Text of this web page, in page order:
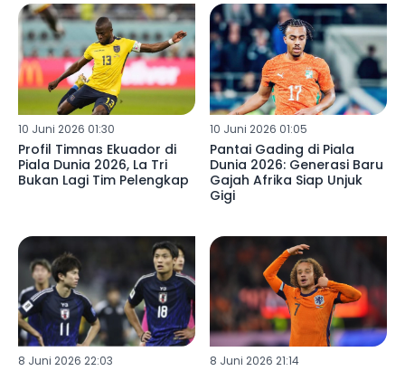
10 Juni 2026 01:30
Profil Timnas Ekuador di
Piala Dunia 2026, La Tri
Bukan Lagi Tim Pelengkap
10 Juni 2026 01:05
Pantai Gading di Piala
Dunia 2026: Generasi Baru
Gajah Afrika Siap Unjuk
Gigi
8 Juni 2026 22:03 8 Juni 2026 21:14